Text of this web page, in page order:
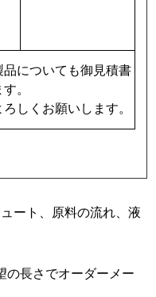
についても御見積書
。
しくお願いします。
ート、原料の流れ、液
の長さでオーダーメー